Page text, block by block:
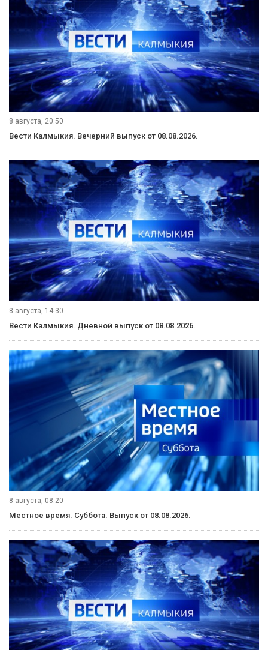
8 августа, 20:50
Вести Калмыкия. Вечерний выпуск от 08.08.2026.
8 августа, 14:30
Вести Калмыкия. Дневной выпуск от 08.08.2026.
8 августа, 08:20
Местное время. Суббота. Выпуск от 08.08.2026.